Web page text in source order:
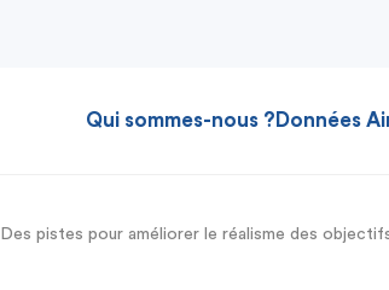
Qui sommes-nous ? Données
Des pistes pour améliorer le réalisme des